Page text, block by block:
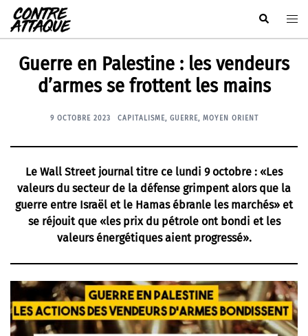
Aller
au
contenu
Rechercher
Guerre en Palestine : les vendeurs
d’armes se frottent les mains
9 OCTOBRE 2023 CAPITALISME, GUERRE, MOYEN ORIENT
Le Wall Street journal titre ce lundi 9 octobre : «Les
valeurs du secteur de la défense grimpent alors que la
guerre entre Israël et le Hamas ébranle les marchés» et
se réjouit que «les prix du pétrole ont bondi et les
valeurs énergétiques aient progressé».